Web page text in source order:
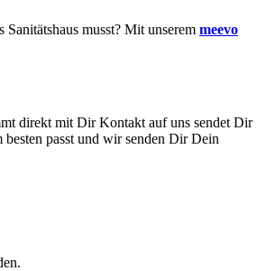
musst? Mit unserem meevo
direkt mit Dir Kontakt auf uns sendet Dir
passt und wir senden Dir Dein